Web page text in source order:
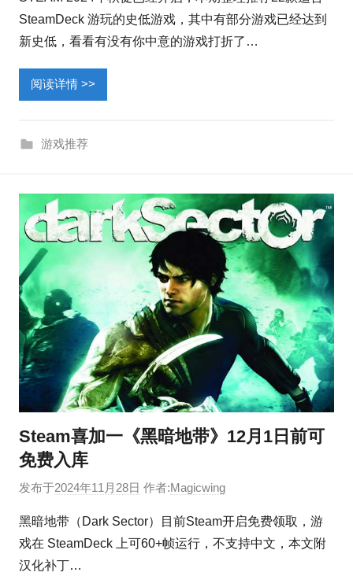
SteamDeck 游玩的史低游戏，其中有部分游戏已经达到
新史低，看看有没有你中意的游戏打折了…
阅读详情 >>
游戏推荐
Steam喜加一《黑暗地带》12月1日前可
免费入库
发布于2024年11月28日 作者:Magicwing
黑暗地带（Dark Sector）目前Steam开启免费领取，游
戏在 SteamDeck 上可60+帧运行，不支持中文，本文附
汉化补丁…